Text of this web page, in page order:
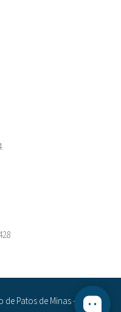
Patos de Minas - UNIPAM.